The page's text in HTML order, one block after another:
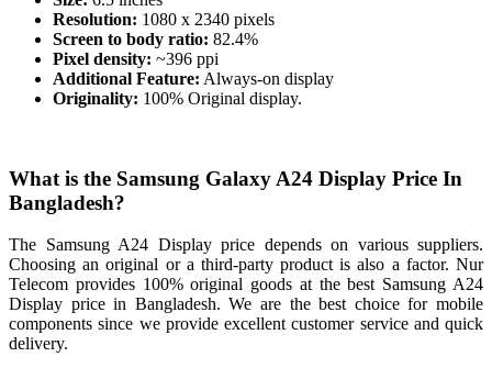
Resolution: 1080 x 2340 pixels
Screen to body ratio: 82.4%
Pixel density: ~396 ppi
Additional Feature: Always-on display
Originality: 100% Original display.
What is the Samsung Galaxy A24 Display Price In
Bangladesh?
The Samsung A24 Display price depends on various suppliers.
Choosing an original or a third-party product is also a factor. Nur
Telecom provides 100% original goods at the best Samsung A24
Display price in Bangladesh. We are the best choice for mobile
components since we provide excellent customer service and quick
delivery.